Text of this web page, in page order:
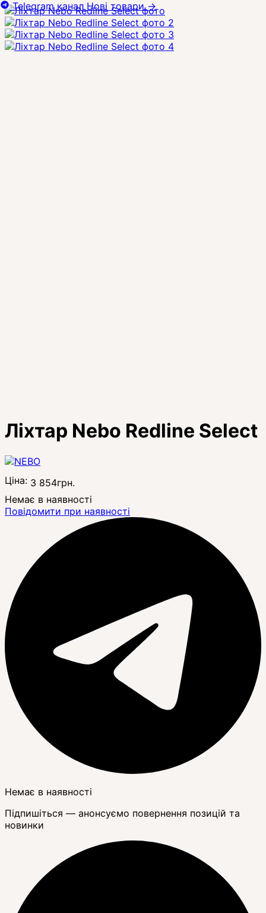
Ліхтар Nebo Redline Select
Ціна: 3 854грн.
Немає в наявності
Повідомити при наявності
Немає в наявності
Підпишіться — анонсуємо повернення позицій та
новинки
Telegram канал Нові товари→